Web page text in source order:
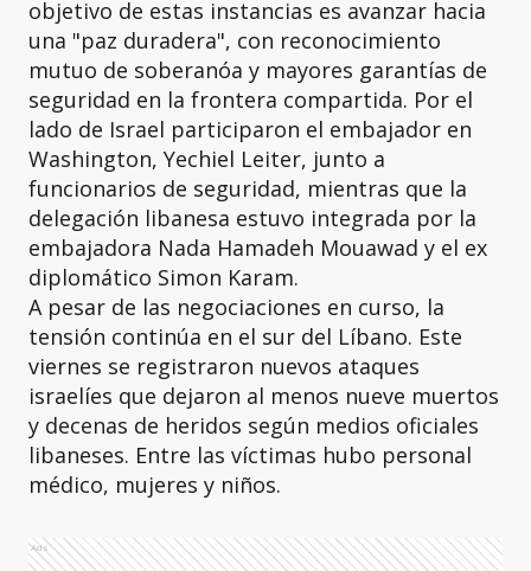
objetivo de estas instancias es avanzar hacia
una "paz duradera", con reconocimiento
mutuo de soberanóa y mayores garantías de
seguridad en la frontera compartida. Por el
lado de Israel participaron el embajador en
Washington, Yechiel Leiter, junto a
funcionarios de seguridad, mientras que la
delegación libanesa estuvo integrada por la
embajadora Nada Hamadeh Mouawad y el ex
diplomático Simon Karam.
A pesar de las negociaciones en curso, la
tensión continúa en el sur del Líbano. Este
viernes se registraron nuevos ataques
israelíes que dejaron al menos nueve muertos
y decenas de heridos según medios oficiales
libaneses. Entre las víctimas hubo personal
médico, mujeres y niños.
Ads